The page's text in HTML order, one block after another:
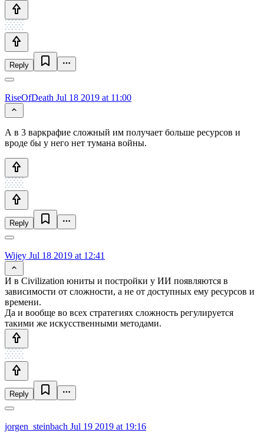
Reply
RiseOfDeath Jul 18 2019 at 11:00
А в 3 варкрафие сложный им получает больше ресурсов и
вроде бы у него нет тумана войны.
Reply
Wijey Jul 18 2019 at 12:41
И в Civilization юниты и постройки у ИИ появляются в
зависимости от сложности, а не от доступных ему ресурсов и
времени.
Да и вообще во всех стратегиях сложность регулируется
такими же искусственными методами.
Reply
jorgen_steinbach Jul 19 2019 at 19:16